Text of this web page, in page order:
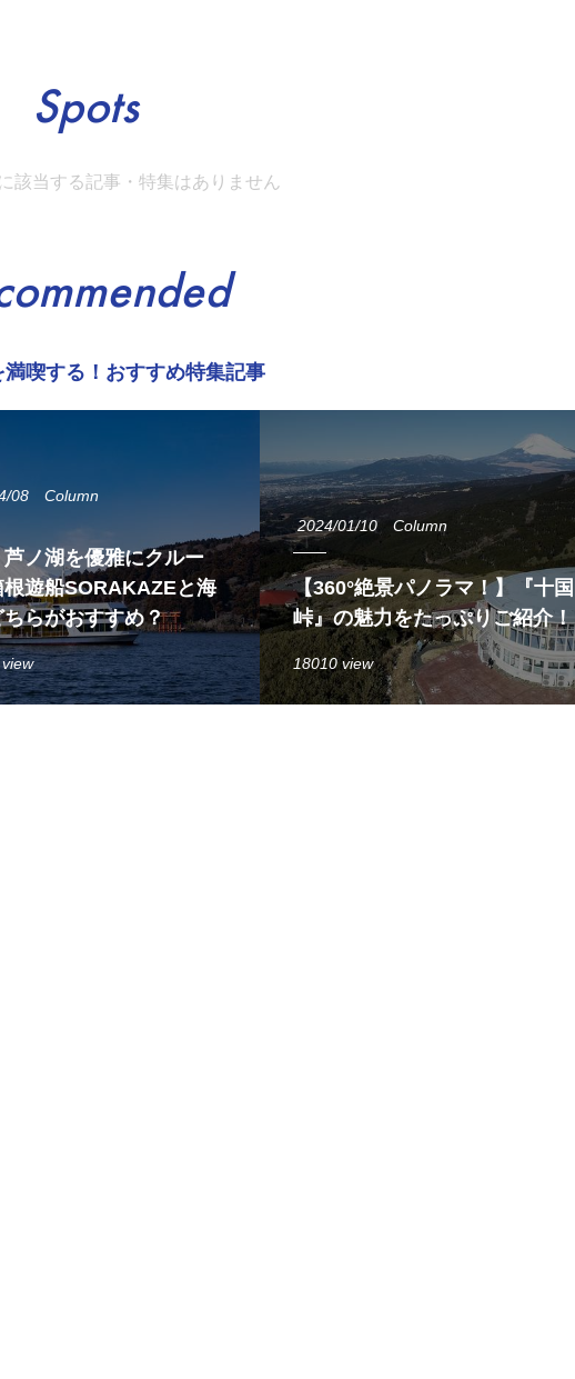
Spots
該当する記事・特集はありません
満喫する！おすすめ特集記事
08 Column
ノ湖を優雅にクルー
根遊船SORAKAZEと海
らがおすすめ？
2024/01/10 Column
【360°絶景パノラマ！】『十国
峠』の魅力をたっぷりご紹介！
18010 view